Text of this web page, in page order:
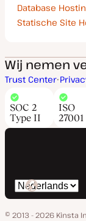
Database
Statische Site
Wij nemen
Trust Center
SOC 2
Type II
ISO
27001
Selecteer
taal
© 2013 - 2026 Kinsta